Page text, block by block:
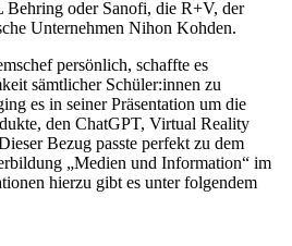
oder Sanofi, die R+V, der
Unternehmen Nihon Kohden.
persönlich, schaffte es
sämtlicher Schüler:innen zu
es in seiner Präsentation um die
den ChatGPT, Virtual Reality
Bezug passte perfekt zu dem
„Medien und Information“ im
hierzu gibt es unter folgendem